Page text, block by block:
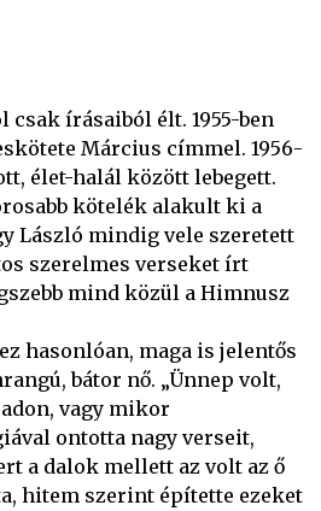
csak írásaiból élt. 1955-ben
Március címmel. 1956-
élet-halál között lebegett.
kötelék alakult ki a
László mindig vele szeretett
szerelmes verseket írt
mind közül a Himnusz
hasonlóan, maga is jelentős
bátor nő. „Ünnep volt,
vagy mikor
ontotta nagy verseit,
a dalok mellett az volt az ő
hitem szerint építette ezeket